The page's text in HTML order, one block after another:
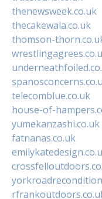
thenewsweek.co.uk
thecakewala.co.uk
thomson-
telecomblue.co.uk
house-of-
yumekanzashi.co.uk
fatnanas.co.uk